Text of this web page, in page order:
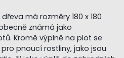
má rozměry 180 x 180
známá jako
Kromě výplně na plot se
pnoucí rostliny, jako jsou